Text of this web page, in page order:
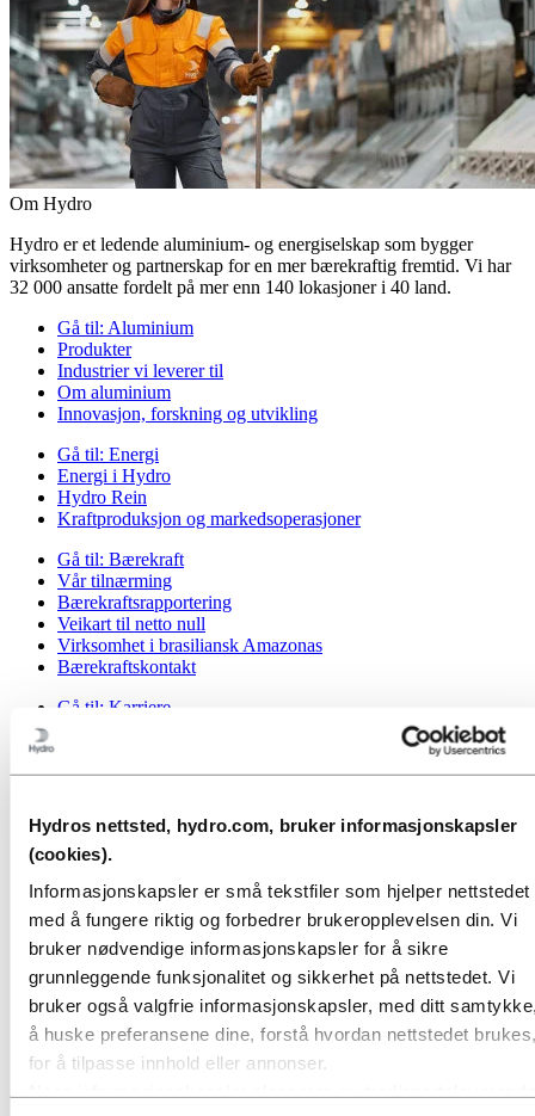
Hydros nettsted, hydro.com, bruker informasjonskapsler
(cookies).
Informasjonskapsler er små tekstfiler som hjelper nettstedet
med å fungere riktig og forbedrer brukeropplevelsen din. Vi
bruker nødvendige informasjonskapsler for å sikre
grunnleggende funksjonalitet og sikkerhet på nettstedet. Vi
bruker også valgfrie informasjonskapsler, med ditt
å huske preferansene dine, forstå hvordan nettstedet
for å tilpasse innhold eller annonser.
Om Hydro
Hydro er et ledende aluminium- og energiselskap som bygger
virksomheter og partnerskap for en mer bærekraftig fremtid. Vi har
32 000 ansatte fordelt på mer enn 140 lokasjoner i 40 land.
Gå til: Aluminium
Produkter
Industrier vi leverer til
Om aluminium
Innovasjon, forskning og utvikling
Gå til: Energi
Energi i Hydro
Hydro Rein
Kraftproduksjon og markedsoperasjoner
Gå til: Bærekraft
Vår tilnærming
Bærekraftsrapportering
Veikart til netto null
Virksomhet i brasiliansk Amazonas
Bærekraftskontakt
Gå til: Karriere
Livet i Hydro
Møt våre medarbeidere
Rekrutteringsprosessen
Kontakt og vanlige spørsmål
Gå til:Investorer
Informasjon for aksjonærer
Investorkontakt
Gå til:Media
Mediekontakt
Nyheter
Kort om Hydro
Temasider